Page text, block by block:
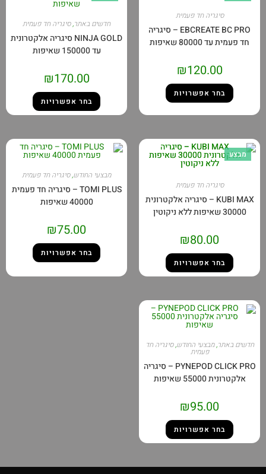
סיגריה חד פעמית
EBCREATE BC PRO – סיגריה
עד 80000 שאיפות
₪120.00
בחר אפשרויות
חדשים באתר,סיגריה חד פעמית
NINJA GOLD סיגריה אלקטרונית
₪170.00
בחר אפשרויות
סיגריה חד פעמית
KUBI MAX – סיגריה אלקטרונית
₪80.00
בחר אפשרויות
מבצעי החודש, סיגריה חד פעמית
TOMI PLUS – סיגריה חד פעמית
₪75.00
בחר אפשרויות
באתר,מבצעי החודש, סיגריה חד
PYNEPOD CLICK PRO – סיגריה
55000 שאיפות
₪95.00
בחר אפשרויות